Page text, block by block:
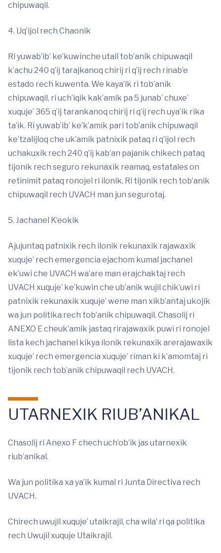
chipuwaqil.
4. Uq’ijol rech Chaonik
Ri yuwab’ib’ ke’kuwinche utail tob’anik chipuwaqil
k’achu 240 q’ij tarajkanoq chirij ri q’ij rech rinab’e
estado rech kuwenta. We kaya’ik ri tob’anik
chipuwaqil, ri uch’iqik kak’amik pa 5 junab’ chuxe’
xuquje’ 365 q’ij tarankanoq chirij ri q’ij rech uya’ik rika
ta’ik. Ri yuwab’ib’ ke’k’amik pari tob’anik chipuwaqil
ke’tzalijloq che uk’amik patnixik pataq ri q’ijol rech
uchakuxik rech 240 q’ij kab’an pajanik chikech pataq
tijonik rech seguro rekunaxik reamaq, estatales on
retinimit pataq ronojel ri ilonik. Ri tijonik rech tob’anik
chipuwaqil rech UVACH man jun segurotaj.
5. Jachanel K’eokik
Ajujuntaq patnixik rech ilonik rekunaxik rajawaxik
xuquje’ rech emergencia ejachom kumal jachanel
ek’uwi che UVACH wa’are man erajchaktaj rech
UVACH xuquje’ ke’kuwin che ub’anik wujil chik’uwi ri
patnixik rekunaxik xuquje’ wene man xikb’antaj ukojik
wa jun politika rech tob’anik chipuwaqil. Chasolij ri
ANEXO E cheuk’amik jastaq rirajawaxik puwi ri ronojel
lista kech jachanel kikya ilonik rekunaxik arerajawaxik
xuquje’ rech emergencia xuquje’ riman ki k’amomtaj ri
tijonik rech tob’anik chipuwaqil rech UVACH.
UTARNEXIK RIUB’ANIKAL
Chasolij ri Anexo F chech uch’ob’ik jas utarnexik
riub’anikal.
Wa jun politika xa ya’ik kumal ri Junta Directiva rech
UVACH.
Chirech uwujil xuquje’ utaikrajil, cha wila’ ri qa politika
rech Uwujil xuquje Utaikrajil.